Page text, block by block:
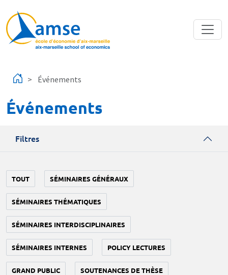
Événements
Événements
Filtres
TOUT SÉMINAIRES GÉNÉRAUX
SÉMINAIRES THÉMATIQUES
SÉMINAIRES INTERDISCIPLINAIRES
SÉMINAIRES INTERNES POLICY LECTURES
GRAND PUBLIC SOUTENANCES DE THÈSE